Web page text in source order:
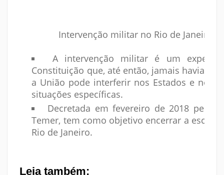
Intervenção militar no Rio de Janeiro –
A intervenção militar é um
Constituição que, até então, jamais havia
a União pode interferir nos Estados e no
situações específicas.
Decretada em fevereiro de 2018 pelo
Temer, tem como objetivo encerrar a
Rio de Janeiro.
Leia também: